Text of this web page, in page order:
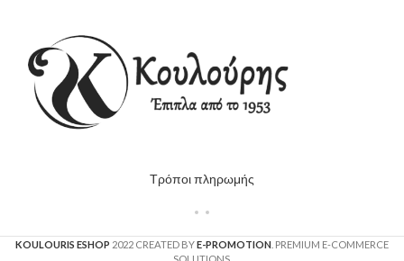
Τρόποι πληρωμής
KOULOURIS ESHOP 2022 CREATED BYE-PROMOTION . PREMIUM E-COMMERCE